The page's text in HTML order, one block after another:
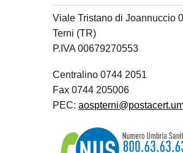
Viale Tristano di Joannuccio
Terni (TR)
P.IVA 00679270553
Centralino 0744 2051
Fax 0744 205006
PEC: